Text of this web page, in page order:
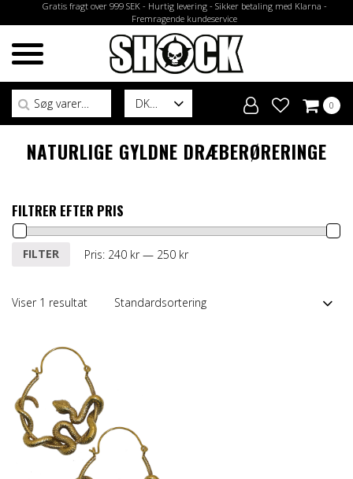
Gratis fragt over 999 SEK - Hurtig levering - Sikker betaling med Klarna -
Fremragende kundeservice
DK
Søg efter:
0
NATURLIGE GYLDNE DRÆBERØRERINGE
FILTRER EFTER PRIS
Mindste
Højeste
FILTER Pris: 240 kr— 250 kr
Viser 1 resultat